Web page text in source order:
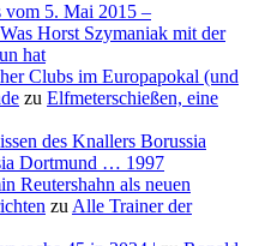
vom 5. Mai 2015 –
Horst Szymaniak mit der
hat
Clubs im Europapokal (und
zu Elfmeterschießen, eine
des Knallers Borussia
Dortmund … 1997
Reutershahn als neuen
zuAlle Trainer der